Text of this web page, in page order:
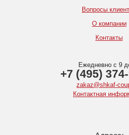
Вопросы
О компании
Контакты
Ежедневно с 9
+7 (495)
zakaz@shkaf-
Контактная